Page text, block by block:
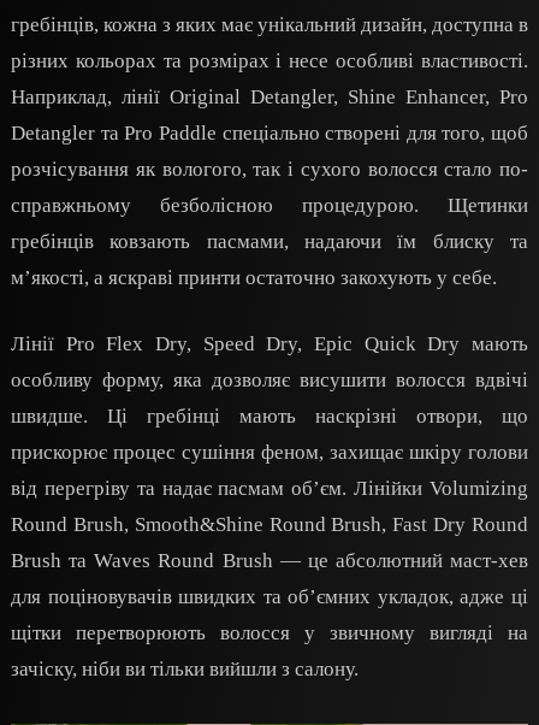
гребінців, кожна з яких має унікальний дизайн, доступна в
різних кольорах та розмірах і несе особливі властивості.
Наприклад, лінії Original Detangler, Shine Enhancer, Pro
Detangler та Pro Paddle спеціально створені для того, щоб
розчісування як вологого, так і сухого волосся стало по-
справжньому безболісною процедурою. Щетинки
гребінців ковзають пасмами, надаючи їм блиску та
мʼякості, а яскраві принти остаточно закохують у себе.
Лінії Pro Flex Dry, Speed Dry, Epic Quick Dry мають
особливу форму, яка дозволяє висушити волосся вдвічі
швидше. Ці гребінці мають наскрізні отвори, що
прискорює процес сушіння феном, захищає шкіру голови
від перегріву та надає пасмам об’єм. Лінійки Volumizing
Round Brush, Smooth&Shine Round Brush, Fast Dry Round
Brush та Waves Round Brush — це абсолютний маст-хев
для поціновувачів швидких та об’ємних укладок, адже ці
щітки перетворюють волосся у звичному вигляді на
зачіску, ніби ви тільки вийшли з салону.